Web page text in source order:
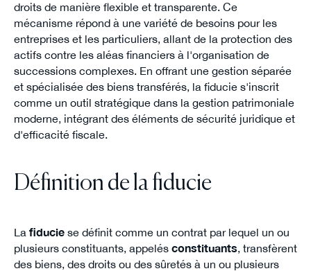
droits de manière flexible et transparente. Ce
mécanisme répond à une variété de besoins pour les
entreprises et les particuliers, allant de la protection des
actifs contre les aléas financiers à l'organisation de
successions complexes. En offrant une gestion séparée
et spécialisée des biens transférés, la fiducie s'inscrit
comme un outil stratégique dans la gestion patrimoniale
moderne, intégrant des éléments de sécurité juridique et
d'efficacité fiscale.
Définition de la fiducie
La fiduciese définit comme un contrat par lequel un ou
plusieurs constituants, appelés constituants , transfèrent
des biens, des droits ou des sûretés à un ou plusieurs